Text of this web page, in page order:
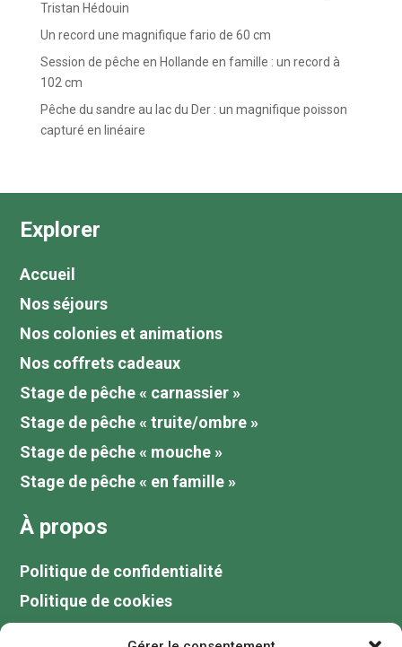
Tristan Hédouin
Un record une magnifique fario de 60 cm
Session de pêche en Hollande en famille : un record à
102 cm
Pêche du sandre au lac du Der : un magnifique poisson
capturé en linéaire
Explorer
Accueil
Nos séjours
Nos colonies et animations
Nos coffrets cadeaux
Stage de pêche « carnassier »
Stage de pêche « truite/ombre »
Stage de pêche « mouche »
Stage de pêche « en famille »
À propos
Politique de confidentialité
Politique de cookies